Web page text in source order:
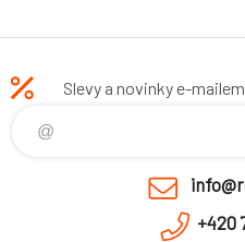
Slevy a novinky e-mailem
+420